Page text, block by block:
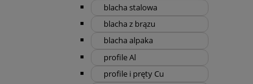
blacha stalowa
blacha z brązu
blacha alpaka
profile Al
profile i pręty Cu